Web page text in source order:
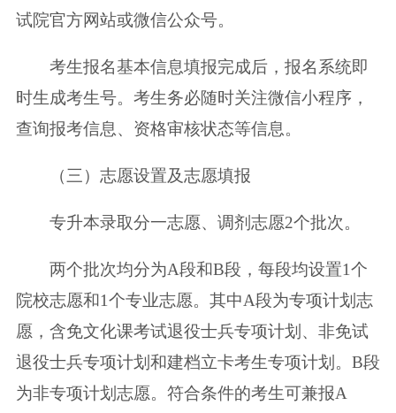
试院官方网站或微信公众号。
考生报名基本信息填报完成后，报名系统即
时生成考生号。考生务必随时关注微信小程序，
查询报考信息、资格审核状态等信息。
（三）志愿设置及志愿填报
专升本录取分一志愿、调剂志愿2个批次。
两个批次均分为A段和B段，每段均设置1个
院校志愿和1个专业志愿。其中A段为专项计划志
愿，含免文化课考试退役士兵专项计划、非免试
退役士兵专项计划和建档立卡考生专项计划。B段
为非专项计划志愿。符合条件的考生可兼报A